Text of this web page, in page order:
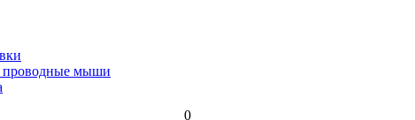
проводные мыши
0